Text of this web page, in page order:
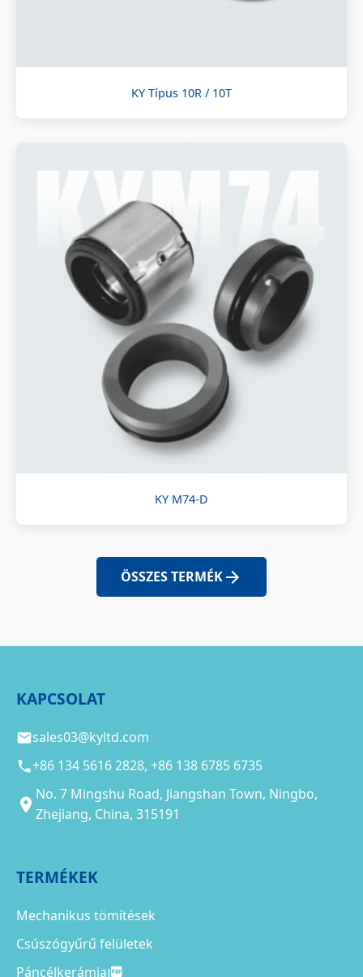
KY Típus 10R / 10T
KY M74-D
ÖSSZES TERMÉK
KAPCSOLAT
sales03@kyltd.com
+86 134 5616 2828, +86 138 6785 6735
No. 7 Mingshu Road, Jiangshan Town, Ningbo,
Zhejiang, China, 315191
TERMÉKEK
Mechanikus tömítések
Csúszógyűrű felületek
Páncélkerámia